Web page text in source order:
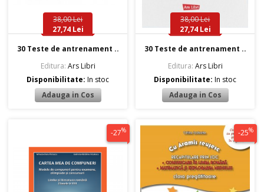
38,00 Lei
27,74 Lei
30 Teste de antrenament ..
Editura: Ars Libri
Disponibilitate:In stoc
38,00 Lei
27,74 Lei
30 Teste de antrenament ..
Editura: Ars Libri
Disponibilitate:In stoc
-27% -25%